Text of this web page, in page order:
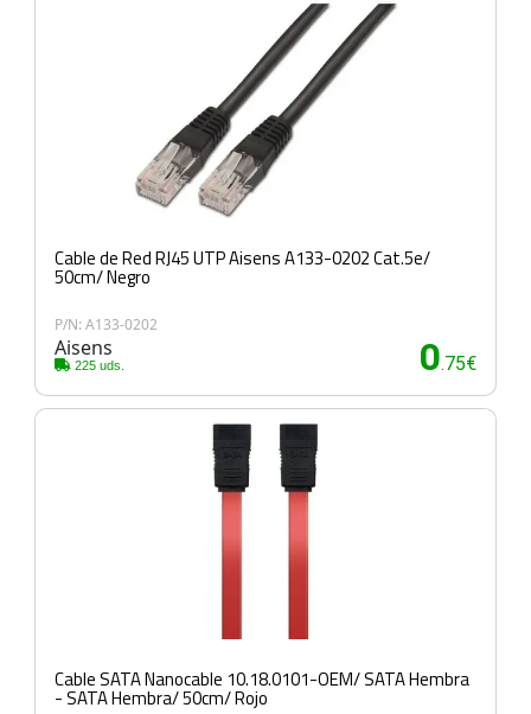
Cable de Red RJ45 UTP Aisens A133-0202 Cat.5e/
50cm/ Negro
P/N: A133-0202
Aisens
225 uds. 0.75€
Cable SATA Nanocable 10.18.0101-OEM/ SATA Hembra
- SATA Hembra/ 50cm/ Rojo